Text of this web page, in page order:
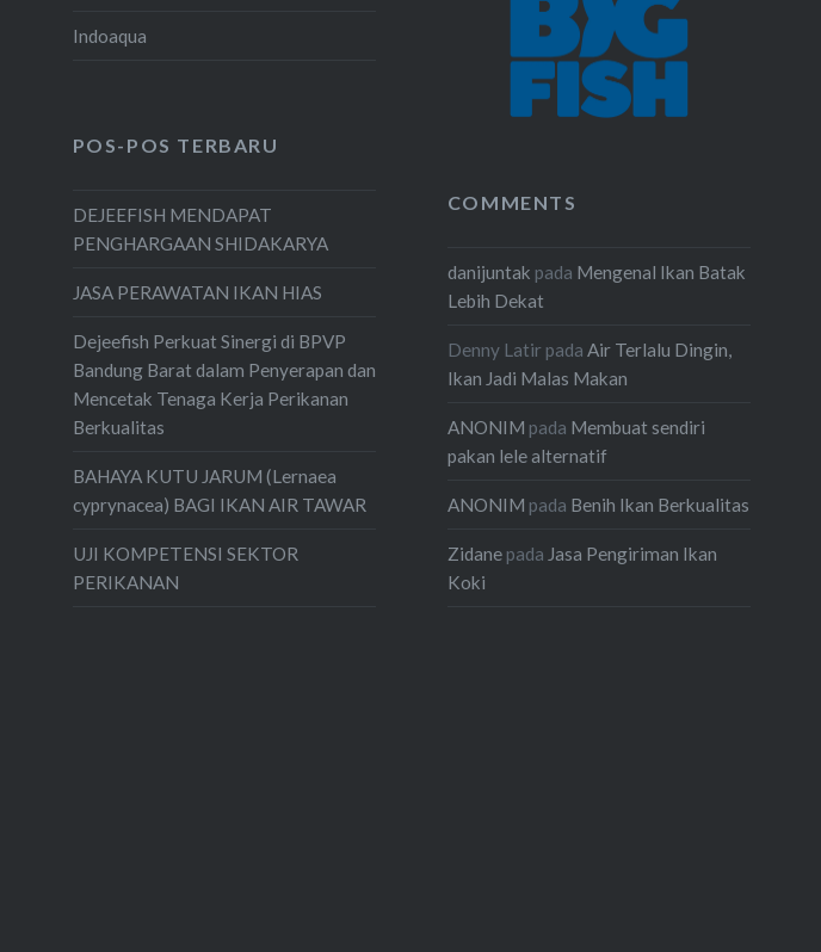
Indoaqua
POS-POS TERBARU
DEJEEFISH MENDAPAT
PENGHARGAAN SHIDAKARYA
JASA PERAWATAN IKAN HIAS
Dejeefish Perkuat Sinergi di BPVP
Bandung Barat dalam Penyerapan dan
Mencetak Tenaga Kerja Perikanan
Berkualitas
BAHAYA KUTU JARUM (Lernaea
cyprynacea) BAGI IKAN AIR TAWAR
UJI KOMPETENSI SEKTOR
PERIKANAN
COMMENTS
danijuntak pada Mengenal Ikan Batak
Lebih Dekat
Denny Latir pada Air Terlalu Dingin,
Ikan Jadi Malas Makan
ANONIM pada Membuat sendiri
pakan lele alternatif
ANONIM pada Benih Ikan Berkualitas
Zidanepada Jasa Pengiriman Ikan
Koki